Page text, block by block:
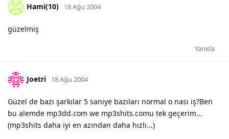
Hami(10) 18 Ağu 2004
güzelmiş
Yanıtla
Joetri 18 Ağu 2004
Güzel de bazı şarkılar 5 saniye bazıları normal o nası iş?Ben
bu alemde mp3dd.com we mp3shits.comu tek geçerim...
(mp3shits daha iyi en azından daha hızlı...)